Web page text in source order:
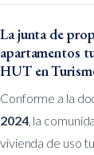
La junta de
apartamentos
HUT en
Conforme a la
2024, la
vivienda de uso